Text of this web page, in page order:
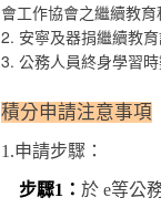
會工作協會之繼續教
2. 安寧及器捐繼續教育
3. 公務人員終身學習
積分申請注意事項
1.申請步驟：
步驟1 ： 於e等公